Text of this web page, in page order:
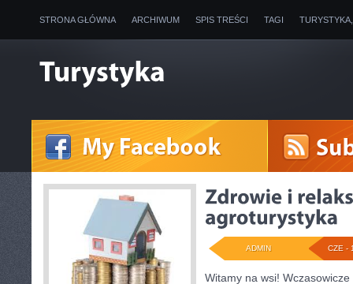
STRONA GŁÓWNA ARCHIWUM SPIS TREŚCI TAGI
CZE -
ADMIN
Witamy na wsi!